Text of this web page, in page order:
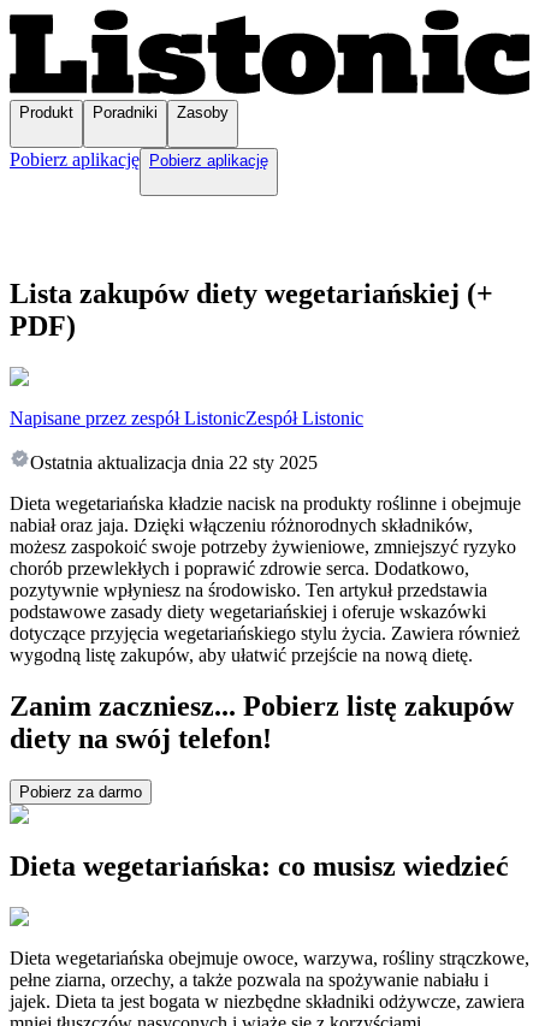
Produkt Poradniki Zasoby
Pobierz aplikację Pobierz aplikację
Lista zakupów diety wegetariańskiej (+
PDF)
Napisane przez zespół ListonicZespół Listonic
Ostatnia aktualizacja dnia 22 sty 2025
Dieta wegetariańska kładzie nacisk na produkty roślinne i obejmuje
nabiał oraz jaja. Dzięki włączeniu różnorodnych składników,
możesz zaspokoić swoje potrzeby żywieniowe, zmniejszyć ryzyko
chorób przewlekłych i poprawić zdrowie serca. Dodatkowo,
pozytywnie wpłyniesz na środowisko. Ten artykuł przedstawia
podstawowe zasady diety wegetariańskiej i oferuje wskazówki
dotyczące przyjęcia wegetariańskiego stylu życia. Zawiera również
wygodną listę zakupów, aby ułatwić przejście na nową dietę.
Zanim zaczniesz... Pobierz listę zakupów
diety na swój telefon!
Pobierz za darmo
Dieta wegetariańska: co musisz wiedzieć
Dieta wegetariańska obejmuje owoce, warzywa, rośliny strączkowe,
pełne ziarna, orzechy, a także pozwala na spożywanie nabiału i
jajek. Dieta ta jest bogata w niezbędne składniki odżywcze, zawiera